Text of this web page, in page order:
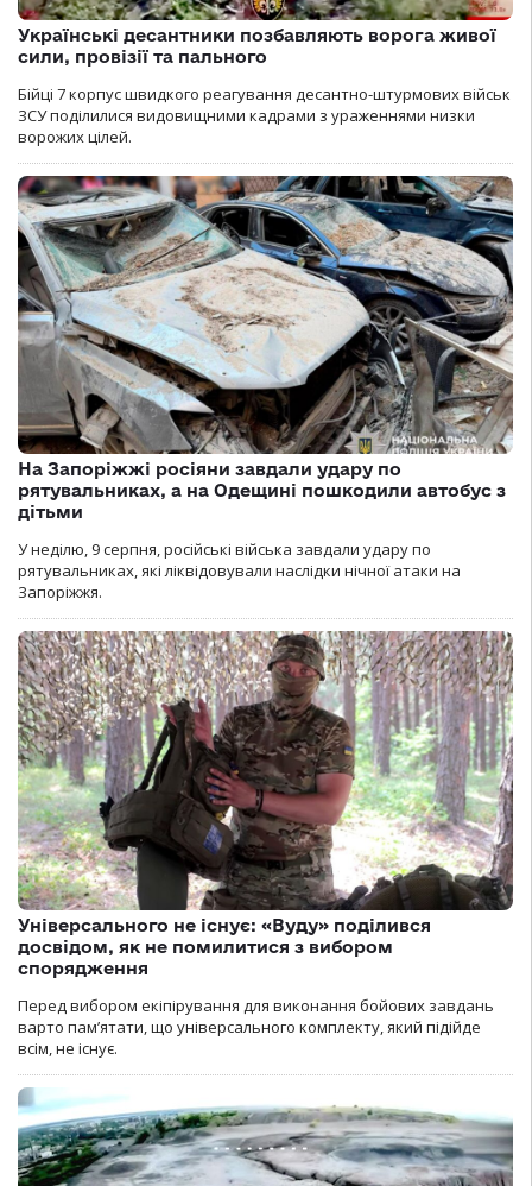
Українські десантники позбавляють ворога живої
сили, провізії та пального
Бійці 7 корпус швидкого реагування десантно-штурмових військ
ЗСУ поділилися видовищними кадрами з ураженнями низки
ворожих цілей.
На Запоріжжі росіяни завдали удару по
рятувальниках, а на Одещині пошкодили автобус з
дітьми
У неділю, 9 серпня, російські війська завдали удару по
рятувальниках, які ліквідовували наслідки нічної атаки на
Запоріжжя.
Універсального не існує: «Вуду» поділився
досвідом, як не помилитися з вибором
спорядження
Перед вибором екіпірування для виконання бойових завдань
варто пам’ятати, що універсального комплекту, який підійде
всім, не існує.